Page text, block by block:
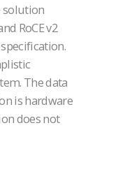
solution
RoCE v2
The data
is hardware
does not